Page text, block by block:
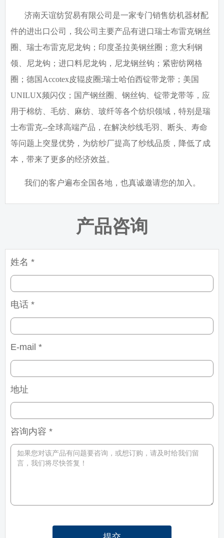
济南天谊纺贸易有限公司是一家专门销售纺机器材配
件的进出口公司，我公司主要产品有进口瑞士布雷克钢丝
圈、瑞士布雷克尼龙钩；印度圣拉美钢丝圈；意大利钢
领、尼龙钩；进口料尼龙钩，尼龙钢丝钩；紧密纺网格
圈；德国 Accotex皮辊皮圈;瑞士哈伯西锭带龙带；美国
UNILUX频闪仪；国产钢丝圈、钢丝钩、锭带龙带等，应
用于棉纺、毛纺、麻纺、玻纤等各个纺织领域，特别是瑞
士布雷克--全球高端产品，在解决纱线毛羽、断头、寿命
等问题上突显优势，为纺纱厂提高了纱线品质，降低了成
本，带来了更多的经济效益。
我们的客户遍布全国各地，也真诚邀请您的加入。
产品咨询
姓名 *
电话 *
E-mail *
地址
咨询内容 *